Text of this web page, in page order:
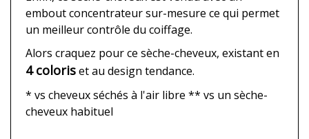
embout concentrateur sur-mesure ce qui permet
un meilleur contrôle du coiffage.
Alors craquez pour ce sèche-cheveux, existant en
4 coloriset au design tendance.
* vs cheveux séchés à l'air libre ** vs un sèche-
cheveux habituel